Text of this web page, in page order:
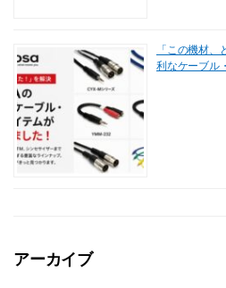
「この機材
利なケーブル
アーカイブ